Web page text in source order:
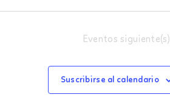
Eventos siguiente(s)
Suscribirse al calendario